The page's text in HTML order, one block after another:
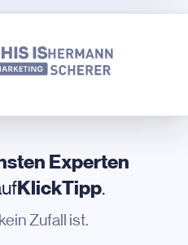
Experten
KlickTipp.
Zufall ist.